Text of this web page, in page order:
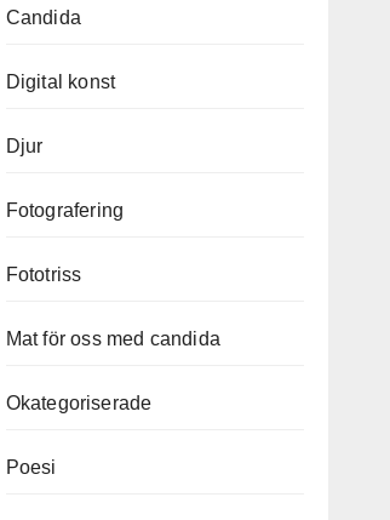
Candida
Digital konst
Djur
Fotografering
Fototriss
Mat för oss med candida
Okategoriserade
Poesi